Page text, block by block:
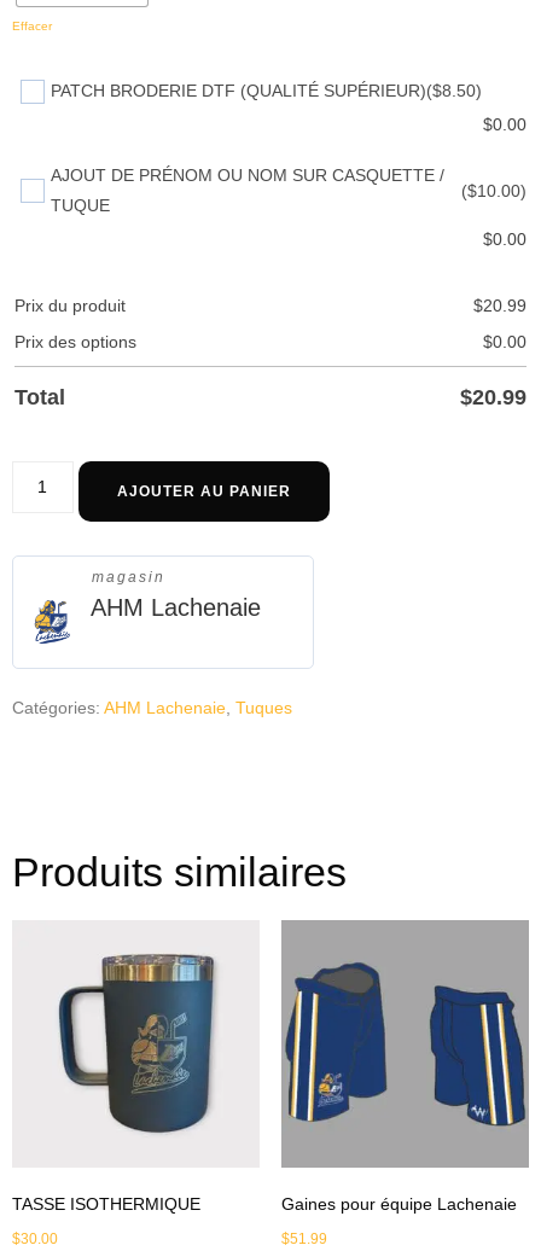
Effacer
PATCH BRODERIE DTF (QUALITÉ SUPÉRIEUR)($8.50)
$0.00
AJOUT DE PRÉNOM OU NOM SUR CASQUETTE /
TUQUE
($10.00)
$0.00
Prix du produit $20.99
Prix des options
$0.00
Total $20.99
AJOUTER AU PANIER
magasin
AHM Lachenaie
Catégories: AHM Lachenaie Tuques
Produits similaires
TASSE ISOTHERMIQUE
$30.00
Gaines pour équipe Lachenaie
$51.99